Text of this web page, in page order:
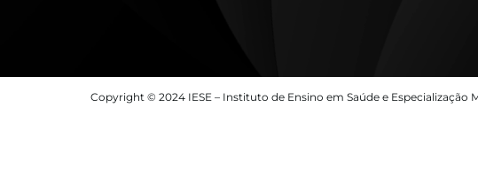
Copyright © 2024 IESE – Instituto de Ensino em Saúde e Especialização